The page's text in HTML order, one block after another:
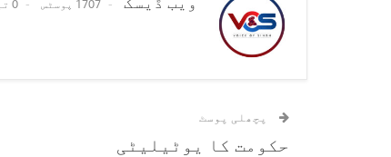
1707 پوسٹس 0 تبصرے
پچھلی پوسٹ
حکومت کا یوٹیلیٹی